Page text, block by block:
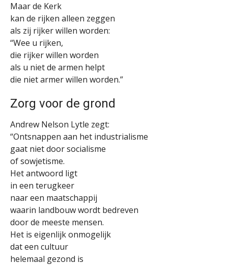
Maar de Kerk
kan de rijken alleen zeggen
als zij rijker willen worden:
“Wee u rijken,
die rijker willen worden
als u niet de armen helpt
die niet armer willen worden.”
Zorg voor de grond
Andrew Nelson Lytle zegt:
“Ontsnappen aan het industrialisme
gaat niet door socialisme
of sowjetisme.
Het antwoord ligt
in een terugkeer
naar een maatschappij
waarin landbouw wordt bedreven
door de meeste mensen.
Het is eigenlijk onmogelijk
dat een cultuur
helemaal gezond is